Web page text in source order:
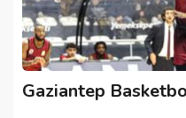
Gaziantep